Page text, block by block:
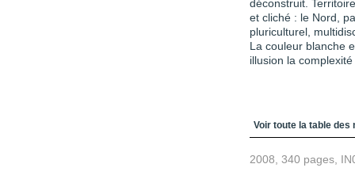
déconstruit.
et cliché : le Nord,
pluriculturel,
La couleur blanche
illusion la
Table des
Voir toute la table des
2008, 340 pages,